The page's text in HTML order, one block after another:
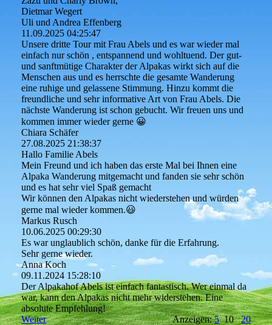
Dietmar Wegert
Uli und Andrea Effenberg
11.09.2025 04:25:47
Unsere dritte Tour mit Frau Abels und es war wieder mal
einfach nur schön , entspannend und wohltuend. Der gut-
und sanftmütige Charakter der Alpakas wirkt sich auf die
Menschen aus und es herrschte die gesamte Wanderung
eine ruhige und gelassene Stimmung. Hinzu kommt die
freundliche und sehr informative Art von Frau Abels. Die
nächste Wanderung ist schon gebucht. Wir freuen uns und
kommen immer wieder gerne 😀
Chiara Schäfer
27.08.2025 21:38:37
Hallo Familie Abels
Mein Freund und ich haben das erste Mal bei Ihnen eine
Alpaka Wanderung mitgemacht und fanden sie sehr schön
und es hat sehr viel Spaß gemacht
Wir können den Alpakas nicht wiederstehen und würden
gerne mal wieder kommen.😃
Markus Rusch
10.06.2025 00:29:30
Es war unglaublich schön, danke für die Erfahrung.
Sehr gerne wieder.
Anna Koch
09.11.2024 15:28:10
Der Alpakahof Abels ist einfach fantastisch. Wer einmal da
war, kann den Alpakas nicht mehr widerstehen. Eine
absolute Empfehlung!
Weiter
Anzeigen:51020